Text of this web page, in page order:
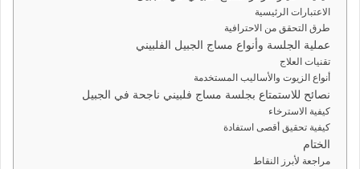
و
ن
الاعتبارات الرئيسية
طرق التحقق من الاحترافية
عملية الجلسة وأنواع مساج الجبيل الفلبيني
تقنيات العلاج
أنواع الزيوت والأساليب المستخدمة
نصائح للاستمتاع بجلسة مساج فلبيني ناجحة في الجبيل
كيفية الاسترخاء
كيفية تحقيق أقصى استفادة
الختام
مراجعة لأبرز النقاط